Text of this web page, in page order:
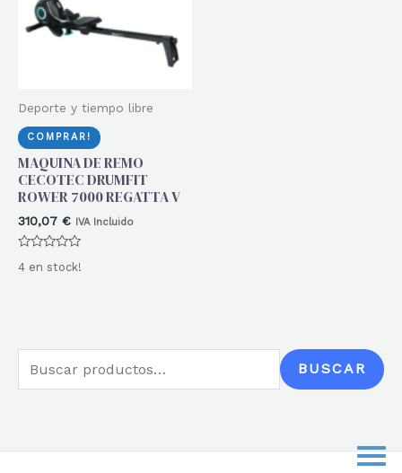
u
c
BUSCAR
Deporte y tiempo libre
COMPRAR!
MAQUINA DE REMO
CECOTEC DRUMFIT
ROWER 7000 REGATTA V
310,07 € IVA Incluido
con
4 en stock!